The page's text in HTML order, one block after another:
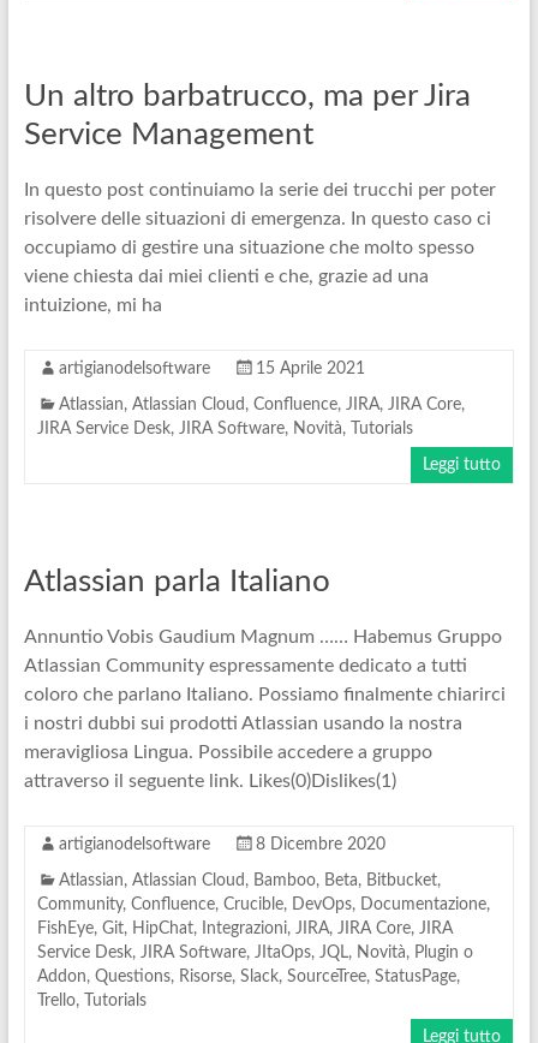
Un altro barbatrucco, ma per Jira
Service Management
In questo post continuiamo la serie dei trucchi per poter
risolvere delle situazioni di emergenza. In questo caso ci
occupiamo di gestire una situazione che molto spesso
viene chiesta dai miei clienti e che, grazie ad una
intuizione, mi ha
artigianodelsoftware 15 Aprile 2021
Atlassian, Atlassian Cloud , Confluence, JIRA, JIRA Core,
JIRA Service Desk, JIRA Software, Novità, Tutorials
Leggi tutto
Atlassian parla Italiano
Annuntio Vobis Gaudium Magnum …… Habemus Gruppo
Atlassian Community espressamente dedicato a tutti
coloro che parlano Italiano. Possiamo finalmente chiarirci
i nostri dubbi sui prodotti Atlassian usando la nostra
meravigliosa Lingua. Possibile accedere a gruppo
attraverso il seguente link. Likes(0)Dislikes(1)
artigianodelsoftware 8 Dicembre 2020
Atlassian, Atlassian Cloud , Bamboo, Beta, Bitbucket,
Community, Confluence, Crucible, DevOps, Documentazione,
FishEye, Git, HipChat, Integrazioni, JIRA, JIRA Core, JIRA
Service Desk, JIRA Software, JItaOps, JQL, Novità, Plugin o
Addon, Questions, Risorse, Slack, SourceTree, StatusPage,
Trello, Tutorials
Leggi tutto